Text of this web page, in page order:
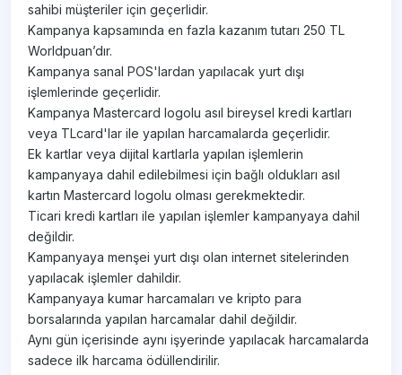
sahibi müşteriler için geçerlidir.
Kampanya kapsamında en fazla kazanım tutarı 250 TL
Worldpuan’dır.
Kampanya sanal POS'lardan yapılacak yurt dışı
işlemlerinde geçerlidir.
Kampanya Mastercard logolu asıl bireysel kredi kartları
veya TLcard'lar ile yapılan harcamalarda geçerlidir.
Ek kartlar veya dijital kartlarla yapılan işlemlerin
kampanyaya dahil edilebilmesi için bağlı oldukları asıl
kartın Mastercard logolu olması gerekmektedir.
Ticari kredi kartları ile yapılan işlemler kampanyaya dahil
değildir.
Kampanyaya menşei yurt dışı olan internet sitelerinden
yapılacak işlemler dahildir.
Kampanyaya kumar harcamaları ve kripto para
borsalarında yapılan harcamalar dahil değildir.
Aynı gün içerisinde aynı işyerinde yapılacak harcamalarda
sadece ilk harcama ödüllendirilir.